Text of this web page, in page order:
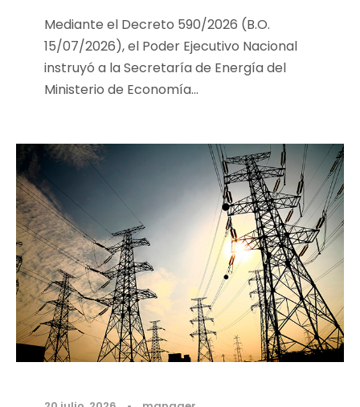
Mediante el Decreto 590/2026 (B.O.
15/07/2026), el Poder Ejecutivo Nacional
instruyó a la Secretaría de Energía del
Ministerio de Economía...